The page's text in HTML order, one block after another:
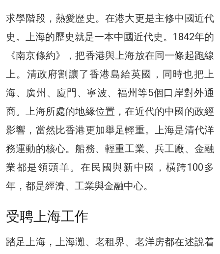
求學階段，熱愛歷史。在港大更是主修中國近代
史。上海的歷史就是一本中國近代史。1842年的
《南京條約》，把香港與上海放在同一條起跑線
上。清政府割讓了香港島給英國，同時也把上
海、廣州、廈門、寧波、福州等5個口岸對外通
商。上海所處的地緣位置，在近代的中國的政經
影響，當然比香港更加舉足輕重。上海是清代洋
務運動的核心。船務、輕重工業、兵工廠、金融
業都是領頭羊。在民國與新中國，橫跨100多
年，都是經濟、工業與金融中心。
受聘上海工作
踏足上海，上海灘、老租界、老洋房都在述說着